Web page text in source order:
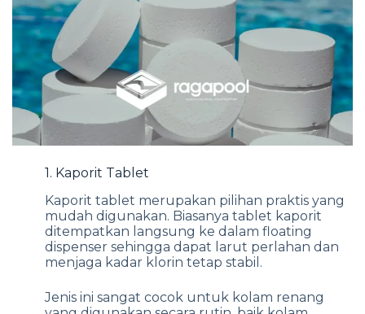
1. Kaporit Tablet
Kaporit tablet merupakan pilihan praktis yang
mudah digunakan. Biasanya tablet kaporit
ditempatkan langsung ke dalam floating
dispenser sehingga dapat larut perlahan dan
menjaga kadar klorin tetap stabil.
Jenis ini sangat cocok untuk kolam renang